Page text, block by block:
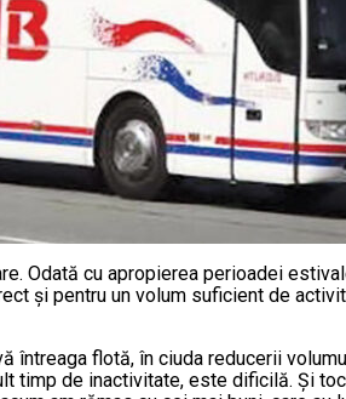
Odată cu apropierea perioadei
și pentru un volum suficient de
flotă, în ciuda reducerii
timp de inactivitate, este dificilă. Și